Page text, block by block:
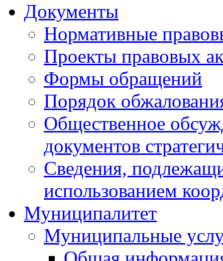
Документы
Нормативные
Проекты правовых
Формы обращений
Порядок
Общественное
документов
Сведения,
использованием
Муниципалитет
Муниципальные